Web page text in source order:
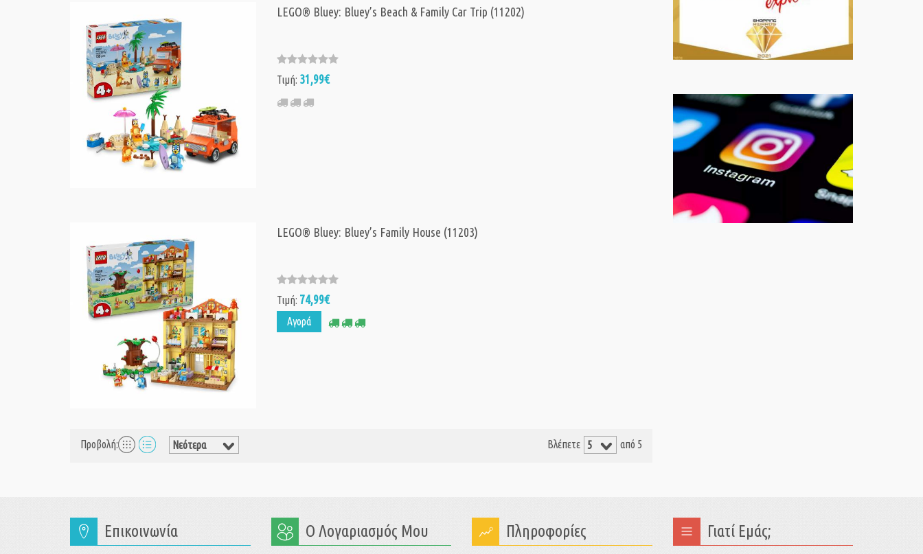
LEGO® Bluey: Bluey’s Beach & Family Car Trip (11202)
Τιμή: 31,99€
LEGO® Bluey: Bluey’s Family House (11203)
Τιμή: 74,99€
Αγορά
Προβολή: Βλέπετε από 5
Επικοινωνία Ο Λογαριασμός Μου Πληροφορίες Γιατί Εμάς;